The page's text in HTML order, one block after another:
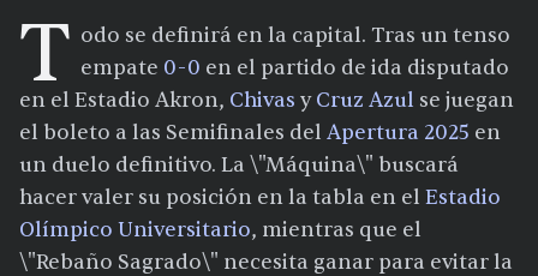
T odo se definirá en la capital. Tras un tenso
empate 0-0 en el partido de ida disputado
en el Estadio Akron, Chivas yCruz Azul se juegan
el boleto a las Semifinales del Apertura 2025 en
un duelo definitivo. La \"Máquina\" buscará
hacer valer su posición en la tabla en el Estadio
Olímpico Universitario, mientras que el
\"Rebaño Sagrado\" necesita ganar para evitar la